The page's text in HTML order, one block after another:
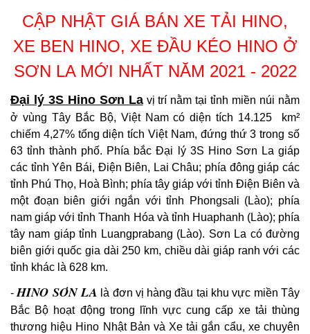
CẬP NHẬT GIÁ BÁN XE TẢI HINO,
XE BEN HINO, XE ĐẦU KÉO HINO Ở
SƠN LAMỚI NHẤT NĂM 2021 - 2022
Đại lý 3S Hino Sơn Lavị trí nằm tại tỉnh miền núi nằm
ở vùng Tây Bắc Bộ, Việt Nam có diện tích 14.125 km²
chiếm 4,27% tổng diện tích Việt Nam, đứng thứ 3 trong số
63 tỉnh thành phố. Phía bắc Đại lý 3S Hino Sơn La giáp
các tỉnh Yên Bái, Điện Biên, Lai Châu; phía đông giáp các
tỉnh Phú Thọ, Hoà Bình; phía tây giáp với tỉnh Điện Biên và
một đoạn biên giới ngắn với tỉnh Phongsali (Lào); phía
nam giáp với tỉnh Thanh Hóa và tỉnh Huaphanh (Lào); phía
tây nam giáp tỉnh Luangprabang (Lào). Sơn La có đường
biên giới quốc gia dài 250 km, chiều dài giáp ranh với các
tỉnh khác là 628 km.
-HINO SƠN LA là đơn vị hàng đầu tại khu vực miền Tây
Bắc Bộ hoạt động trong lĩnh vực cung cấp xe tải thùng
thương hiệu Hino Nhật Bản và Xe tải gắn cẩu, xe chuyên